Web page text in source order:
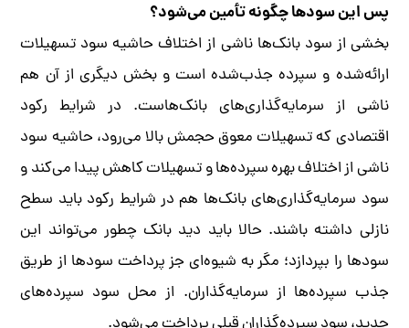
پس این سودها چگونه تأمین می‌شود؟
بخشی از سود بانک‌ها ناشی از اختلاف حاشیه سود تسهیلات
ارائه‌شده و سپرده جذب‌شده است و بخش دیگری از آن هم
ناشی از سرمایه‌گذاری‌های بانک‌هاست. در شرایط رکود
اقتصادی که تسهیلات معوق حجمش بالا می‌رود، حاشیه سود
ناشی از اختلاف بهره سپرده‌ها و تسهیلات کاهش پیدا می‌کند و
سود سرمایه‌گذاری‌های بانک‌ها هم در شرایط رکود باید سطح
نازلی داشته باشند. حالا باید دید بانک چطور می‌تواند این
سودها را بپردازد؛ مگر به شیوه‌ای ‌جز پرداخت سودها از طریق
جذب سپرده‌ها از سرمایه‌گذاران. از محل سود سپرده‌های